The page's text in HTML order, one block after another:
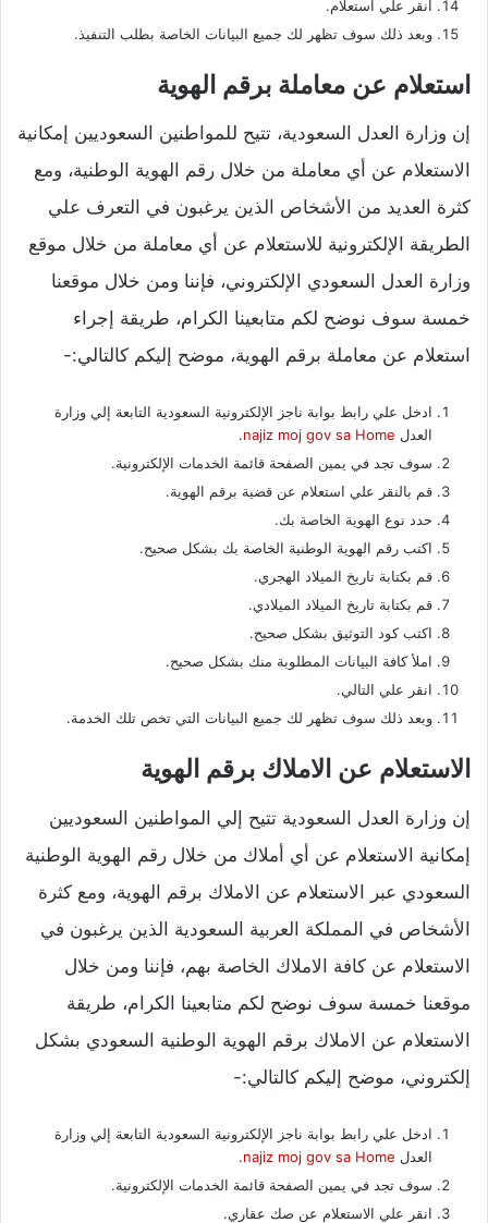
انقر علي استعلام.
وبعد ذلك سوف تظهر لك جميع البيانات الخاصة بطلب التنفيذ.
استعلام عن معاملة برقم الهوية
إن وزارة العدل السعودية، تتيح للمواطنين السعوديين إمكانية
الاستعلام عن أي معاملة من خلال رقم الهوية الوطنية، ومع
كثرة العديد من الأشخاص الذين يرغبون في التعرف علي
الطريقة الإلكترونية للاستعلام عن أي معاملة من خلال موقع
وزارة العدل السعودي الإلكتروني، فإننا ومن خلال موقعنا
خمسة سوف نوضح لكم متابعينا الكرام، طريقة إجراء
استعلام عن معاملة برقم الهوية، موضح إليكم كالتالي:-
ادخل علي رابط بوابة ناجز الإلكترونية السعودية التابعة إلي وزارة
العدل najiz moj gov sa Home
.
سوف تجد في يمين الصفحة قائمة الخدمات الإلكترونية.
قم بالنقر علي استعلام عن قضية برقم الهوية.
حدد نوع الهوية الخاصة بك.
اكتب رقم الهوية الوطنية الخاصة بك بشكل صحيح.
قم بكتابة تاريخ الميلاد الهجري.
قم بكتابة تاريخ الميلاد الميلادي.
اكتب كود التوثيق بشكل صحيح.
املأ كافة البيانات المطلوبة منك بشكل صحيح.
انقر علي التالي.
وبعد ذلك سوف تظهر لك جميع البيانات التي تخص تلك الخدمة.
الاستعلام عن الاملاك برقم الهوية
إن وزارة العدل السعودية تتيح إلي المواطنين السعوديين
إمكانية الاستعلام عن أي أملاك من خلال رقم الهوية الوطنية
السعودي عبر الاستعلام عن الاملاك برقم الهوية، ومع كثرة
الأشخاص في المملكة العربية السعودية الذين يرغبون في
الاستعلام عن كافة الاملاك الخاصة بهم، فإننا ومن خلال
موقعنا خمسة سوف نوضح لكم متابعينا الكرام، طريقة
الاستعلام عن الاملاك برقم الهوية الوطنية السعودي بشكل
إلكتروني، موضح إليكم كالتالي:-
ادخل علي رابط بوابة ناجز الإلكترونية السعودية التابعة إلي وزارة
العدل najiz moj gov sa Home
.
سوف تجد في يمين الصفحة قائمة الخدمات الإلكترونية.
انقر علي الاستعلام عن صك عقاري.